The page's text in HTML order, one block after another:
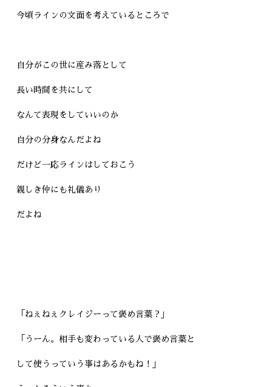
今頃ラインの文面を考えているところで
自分がこの世に産み落として
長い時間を共にして
なんて表現をしていいのか
自分の分身なんだよね
だけど一応ラインはしておこう
親しき仲にも礼儀あり
だよね
「ねぇねぇクレイジーって褒め言葉？」
「うーん。相手も変わっている人で褒め言葉と
して使うっていう事はあるかもね！」